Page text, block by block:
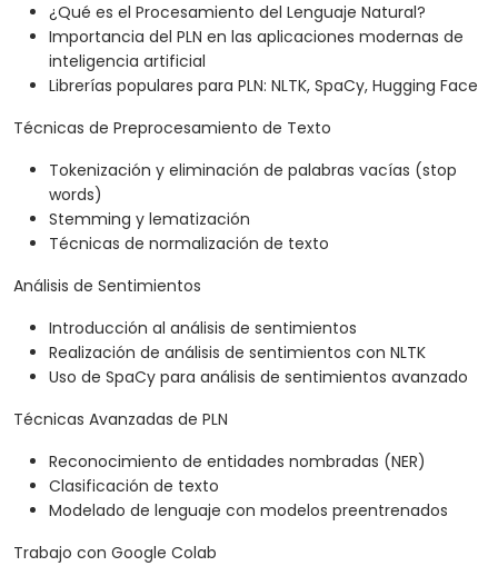
¿Qué es el Procesamiento del Lenguaje Natural?
Importancia del PLN en las aplicaciones modernas de
inteligencia artificial
Librerías populares para PLN: NLTK, SpaCy, Hugging Face
Técnicas de Preprocesamiento de Texto
Tokenización y eliminación de palabras vacías (stop
words)
Stemming y lematización
Técnicas de normalización de texto
Análisis de Sentimientos
Introducción al análisis de sentimientos
Realización de análisis de sentimientos con NLTK
Uso de SpaCy para análisis de sentimientos avanzado
Técnicas Avanzadas de PLN
Reconocimiento de entidades nombradas (NER)
Clasificación de texto
Modelado de lenguaje con modelos preentrenados
Trabajo con Google Colab